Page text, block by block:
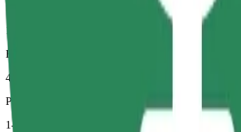
Beregnet reisetid
11 min
Beregnet avstand
4,7 km
Passasjerer
1-4